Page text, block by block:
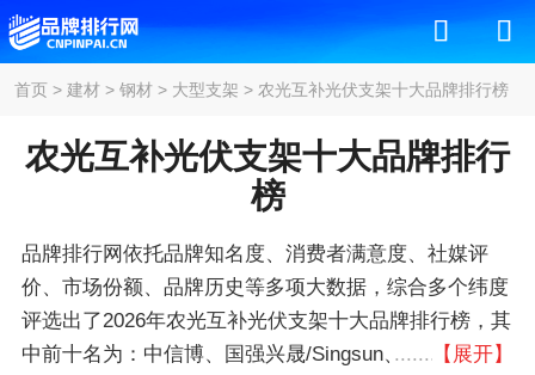
首页 > 建材> 钢材> 大型支架 > 农光互补光伏支架十大品牌排行榜
农光互补光伏支架十大品牌排行
榜
品牌排行网依托品牌知名度、消费者满意度、社媒评
价、市场份额、品牌历史等多项大数据，综合多个纬度
评选出了2026年农光互补光伏支架十大品牌排行榜，其
中前十名为：中信博、国强兴晟/Singsun、安泰 【展开】